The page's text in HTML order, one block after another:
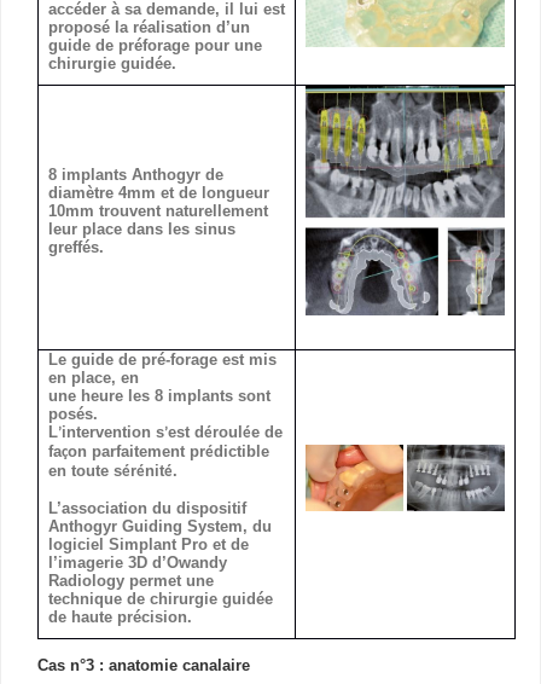
accéder à sa demande, il lui est
proposé la réalisation d’un
guide de préforage pour une
chirurgie guidée.
8 implants Anthogyr de
diamètre 4mm et de longueur
10mm trouvent naturellement
leur place dans les sinus
greffés.
Le guide de pré-forage est mis
en place, en
une heure les 8 implants sont
posés.
L’intervention s’est déroul ée de
façon parfaitement prédictible
en toute sérénité.
L’association du dispositif
Anthogyr Guiding System, du
logiciel Simplant Pro et de
l’imagerie 3D d’Owandy
Radiology permet une
technique de chirurgie guidée
de haute précision.
Cas n°3 : anatomie canalaire